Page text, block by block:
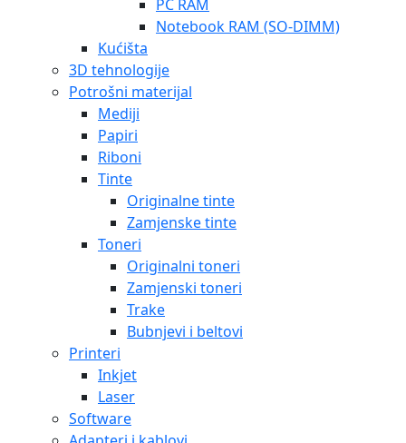
PC RAM
Notebook RAM (SO-DIMM)
Kućišta
3D tehnologije
Potrošni materijal
Mediji
Papiri
Riboni
Tinte
Originalne tinte
Zamjenske tinte
Toneri
Originalni toneri
Zamjenski toneri
Trake
Bubnjevi i beltovi
Printeri
Inkjet
Laser
Software